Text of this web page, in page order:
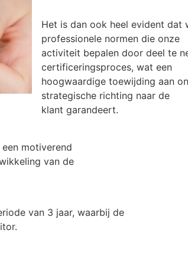
Het is dan ook heel evident dat
professionele normen die onze
activiteit bepalen door deel te
certificeringsproces, wat een
hoogwaardige toewijding aan
strategische richting naar de
klant garandeert.
motiverend
van de
van 3 jaar, waarbij de